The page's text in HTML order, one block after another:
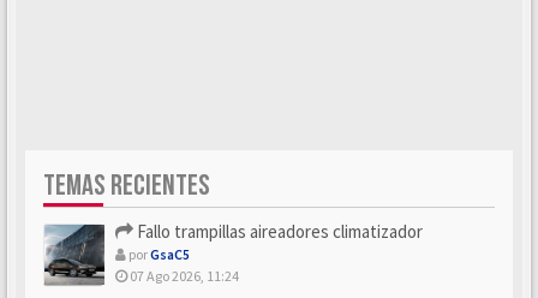
TEMAS RECIENTES
Fallo trampillas aireadores climatizador
porGsaC5
07 Ago 2026, 11:24